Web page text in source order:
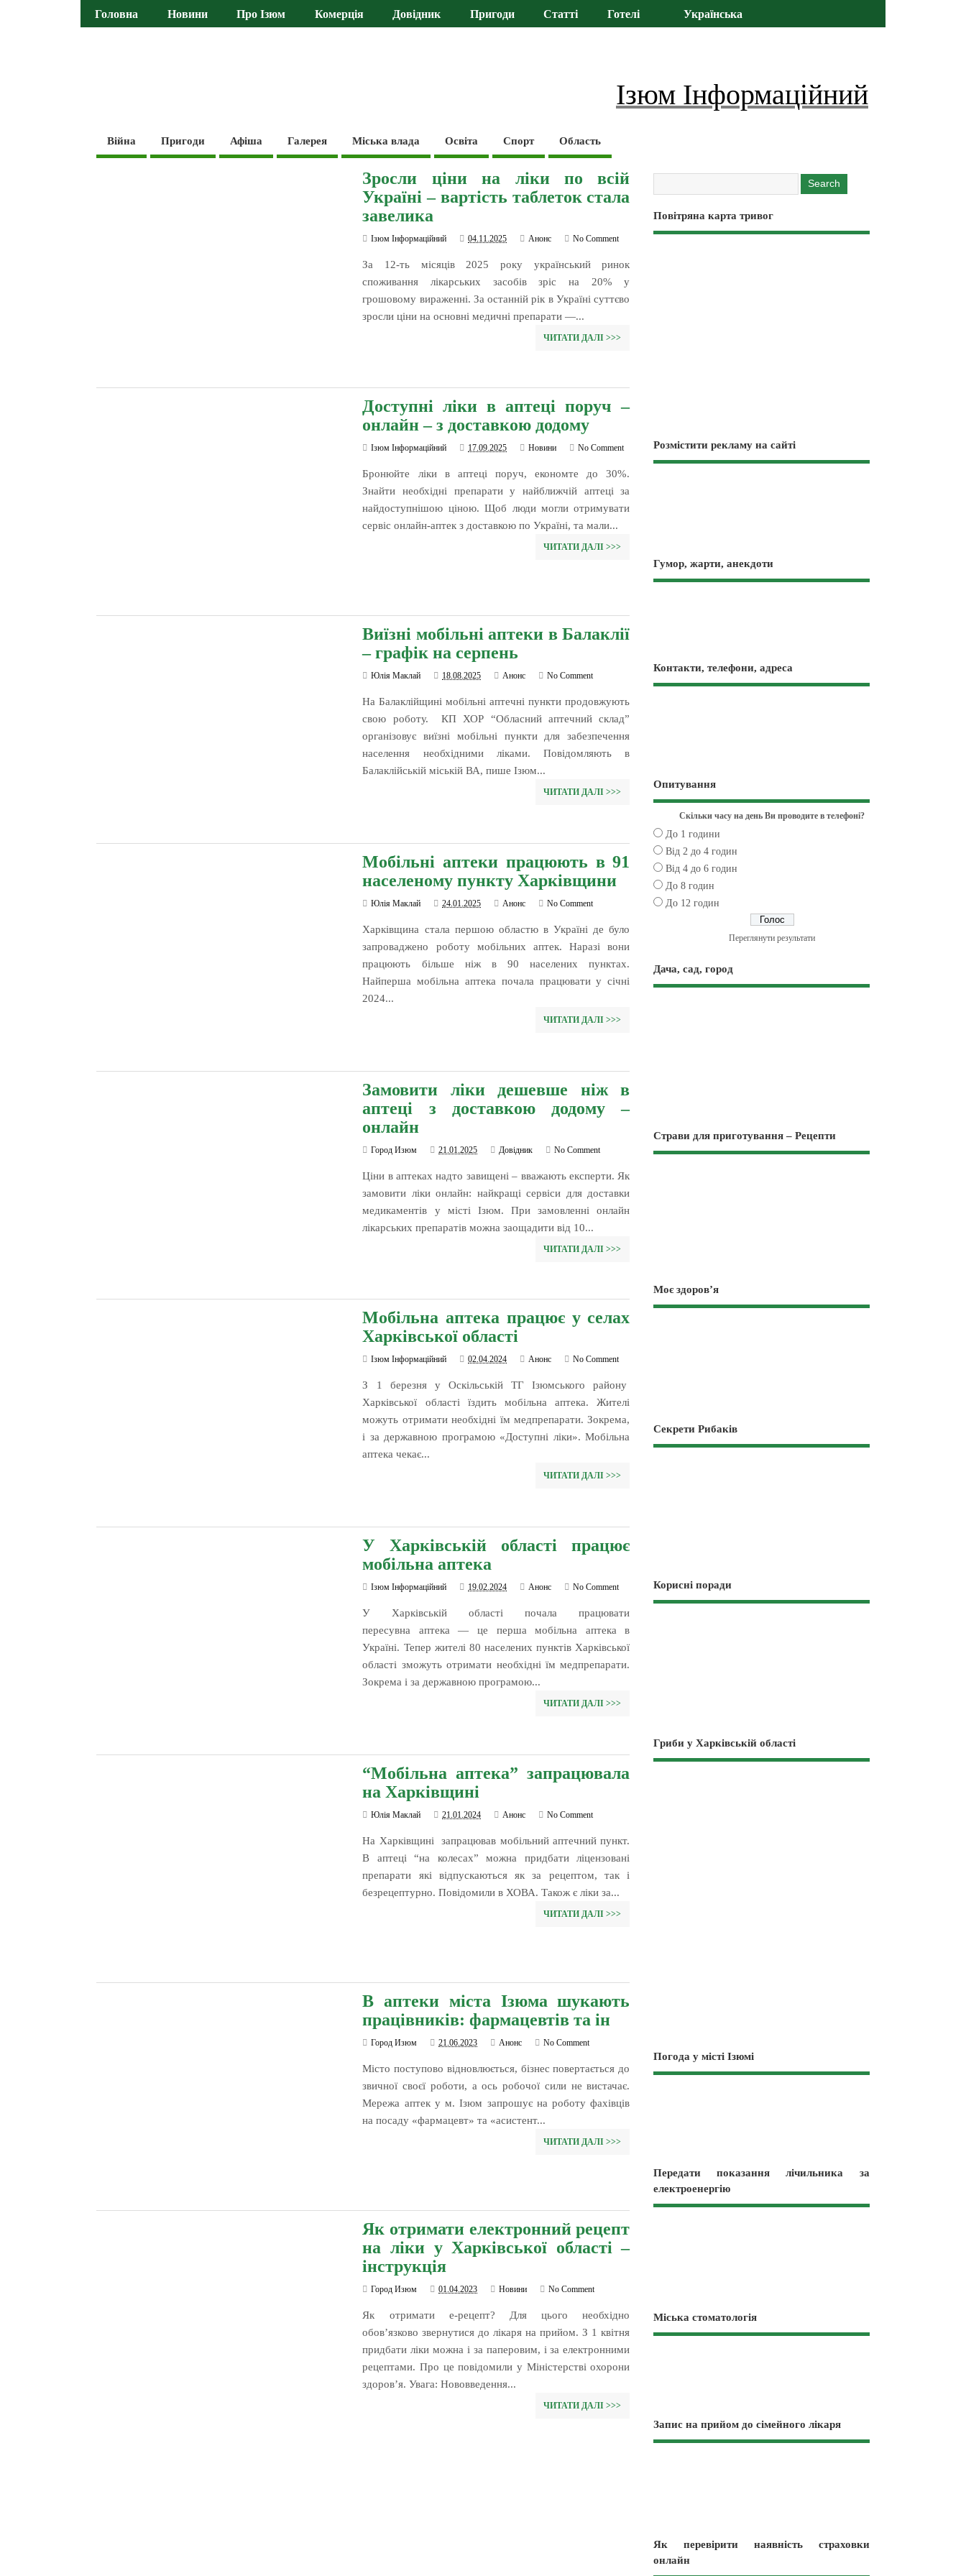
Головна Новини Про Ізюм Комерція Довідник Пригоди Статті Готелі Українська
Ізюм Інформаційний
Війна Пригоди Афіша Галерея Міська влада Освіта Спорт Область
Зросли ціни на ліки по всій
Україні – вартість таблеток стала
завелика
Ізюм Інформаційний 04.11.2025 Анонс No Comment
За 12-ть місяців 2025 року український ринок
споживання лікарських засобів зріс на 20% у
грошовому вираженні. За останній рік в Україні суттєво
зросли ціни на основні медичні препарати —...
ЧИТАТИ ДАЛІ >>>
Доступні ліки в аптеці поруч –
онлайн – з доставкою додому
Ізюм Інформаційний 17.09.2025 Новини No Comment
Бронюйте ліки в аптеці поруч, економте до 30%.
Знайти необхідні препарати у найближчій аптеці за
найдоступнішою ціною. Щоб люди могли отримувати
сервіс онлайн-аптек з доставкою по Україні, та мали...
ЧИТАТИ ДАЛІ >>>
Виїзні мобільні аптеки в Балаклії
– графік на серпень
Юлія Маклай 18.08.2025 Анонс No Comment
На Балаклійщині мобільні аптечні пункти продовжують
свою роботу. КП ХОР “Обласний аптечний склад”
організовує виїзні мобільні пункти для забезпечення
населення необхідними ліками. Повідомляють в
Балаклійській міській ВА, пише Ізюм...
ЧИТАТИ ДАЛІ >>>
Мобільні аптеки працюють в 91
населеному пункту Харківщини
Юлія Маклай 24.01.2025 Анонс No Comment
Харківщина стала першою областю в Україні де було
запроваджено роботу мобільних аптек. Наразі вони
працюють більше ніж в 90 населених пунктах.
Найперша мобільна аптека почала працювати у січні
2024...
ЧИТАТИ ДАЛІ >>>
Замовити ліки дешевше ніж в
аптеці з доставкою додому –
онлайн
Город Изюм 21.01.2025 Довідник No Comment
Ціни в аптеках надто завищені – вважають експерти. Як
замовити ліки онлайн: найкращі сервіси для доставки
медикаментів у місті Ізюм. При замовленні онлайн
лікарських препаратів можна заощадити від 10...
ЧИТАТИ ДАЛІ >>>
Мобільна аптека працює у селах
Харківської області
Ізюм Інформаційний 02.04.2024 Анонс No Comment
З 1 березня у Оскільській ТГ Ізюмського району
Харківської області їздить мобільна аптека. Жителі
можуть отримати необхідні їм медпрепарати. Зокрема,
і за державною програмою «Доступні ліки». Мобільна
аптека чекає...
ЧИТАТИ ДАЛІ >>>
У Харківській області працює
мобільна аптека
Ізюм Інформаційний 19.02.2024 Анонс No Comment
У Харківській області почала працювати
пересувна аптека — це перша мобільна аптека в
Україні. Тепер жителі 80 населених пунктів Харківської
області зможуть отримати необхідні їм медпрепарати.
Зокрема і за державною програмою...
ЧИТАТИ ДАЛІ >>>
“Мобільна аптека” запрацювала
на Харківщині
Юлія Маклай 21.01.2024 Анонс No Comment
На Харківщині запрацював мобільний аптечний пункт.
В аптеці “на колесах” можна придбати ліцензовані
препарати які відпускаються як за рецептом, так і
безрецептурно. Повідомили в ХОВА. Також є ліки за...
ЧИТАТИ ДАЛІ >>>
В аптеки міста Ізюма шукають
працівників: фармацевтів та ін
Город Изюм 21.06.2023 Анонс No Comment
Місто поступово відновлюється, бізнес повертається до
звичної своєї роботи, а ось робочої сили не вистачає.
Мережа аптек у м. Ізюм запрошує на роботу фахівців
на посаду «фармацевт» та «асистент...
ЧИТАТИ ДАЛІ >>>
Як отримати електронний рецепт
на ліки у Харківської області –
інструкція
Город Изюм 01.04.2023 Новини No Comment
Як отримати е-рецепт? Для цього необхідно
обовʼязково звернутися до лікаря на прийом. З 1 квітня
придбати ліки можна і за паперовим, і за електронними
рецептами. Про це повідомили у Міністерстві охорони
здоров’я. Увага: Нововведення...
ЧИТАТИ ДАЛІ >>>
Повітряна карта тривог
Розмістити рекламу на сайті
Гумор, жарти, анекдоти
Контакти, телефони, адреса
Опитування
Скільки часу на день Ви проводите в телефоні?
До 1 години
Від 2 до 4 годин
Від 4 до 6 годин
До 8 годин
До 12 годин
Переглянути результати
Дача, сад, город
Страви для приготування – Рецепти
Моє здоров’я
Секрети Рибаків
Корисні поради
Гриби у Харківській області
Погода у місті Ізюмі
Передати показання лічильника за
електроенергію
Міська стоматологія
Запис на прийом до сімейного лікаря
Як перевірити наявність страховки
онлайн